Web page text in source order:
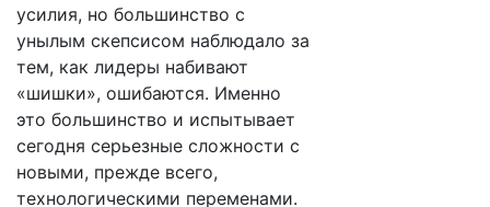
усилия, но большинство с
унылым скепсисом наблюдало за
тем, как лидеры набивают
«шишки», ошибаются. Именно
это большинство и испытывает
сегодня серьезные сложности с
новыми, прежде всего,
технологическими переменами.